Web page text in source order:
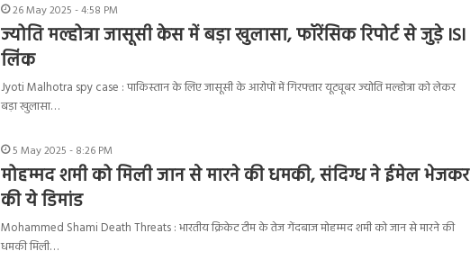
26 May 2025 - 4:58 PM
ज्योति मल्होत्रा जासूसी केस में बड़ा खुलासा, फॉरेंसिक रिपोर्ट से जुड़े ISI
लिंक
Jyoti Malhotra spy case : पाकिस्तान के लिए जासूसी के आरोपों में गिरफ्तार यूट्यूबर ज्योति मल्होत्रा को लेकर
बड़ा खुलासा…
5 May 2025 - 8:26 PM
मोहम्मद शमी को मिली जान से मारने की धमकी, संदिग्ध ने ईमेल भेजकर
की ये डिमांड
Mohammed Shami Death Threats : भारतीय क्रिकेट टीम के तेज गेंदबाज मोहम्मद शमी को जान से मारने की
धमकी मिली…